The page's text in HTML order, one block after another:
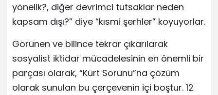
yönelik?, diğer devrimci tutsaklar neden
kapsam dışı?” diye “kısmi şerhler” koyuyorlar.
Görünen ve bilince tekrar çıkarılarak
sosyalist iktidar mücadelesinin en önemli bir
parçası olarak, “Kürt Sorunu”na çözüm
olarak sunulan bu çerçevenin içi boştur. 12